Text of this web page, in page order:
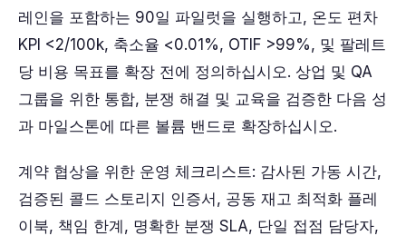
레인을 포함하는 90일 파일럿을 실행하고, 온도 편차
KPI <2/100k, 축소율 <0.01%, OTIF >99%, 및 팔레트
당 비용 목표를 확장 전에 정의하십시오. 상업 및 QA
그룹을 위한 통합, 분쟁 해결 및 교육을 검증한 다음 성
과 마일스톤에 따른 볼륨 밴드로 확장하십시오.
계약 협상을 위한 운영 체크리스트: 감사된 가동 시간,
검증된 콜드 스토리지 인증서, 공동 재고 최적화 플레
이북, 책임 한계, 명확한 분쟁 SLA, 단일 접점 담당자,